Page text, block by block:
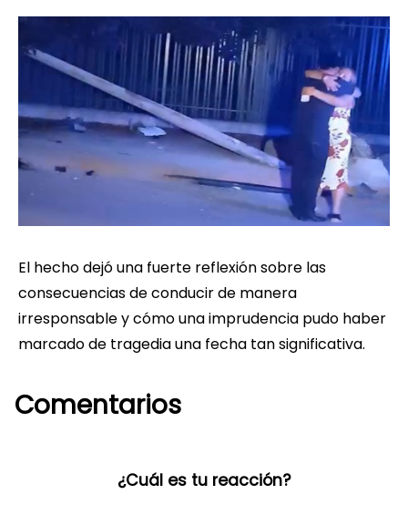
El hecho dejó una fuerte reflexión sobre las
consecuencias de conducir de manera
irresponsable y cómo una imprudencia pudo haber
marcado de tragedia una fecha tan significativa.
Comentarios